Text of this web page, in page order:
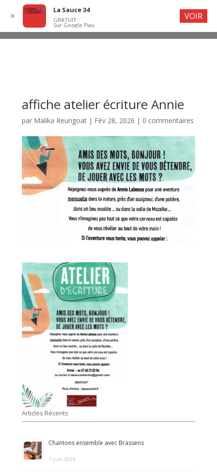
affiche atelier écriture Annie
par Malika Reungoat| Fév 28, 2026 | 0 commentaires
Articles Récents
Chantons ensemble avec Brassens
1 juin 2026
✕
La Sauce 34
GRATUIT
Sur Google Play
VOIR